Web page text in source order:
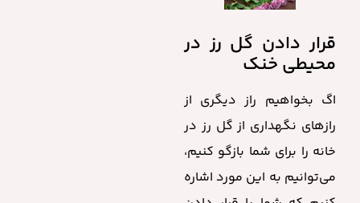
قرار دادن گل رز در
محیطی خنک
اگ بخواهیم راز دیگری از
رازهای نگهداری از گل رز در
خانه را برای شما بازگو کنیم،
می‌توانیم به این مورد اشاره